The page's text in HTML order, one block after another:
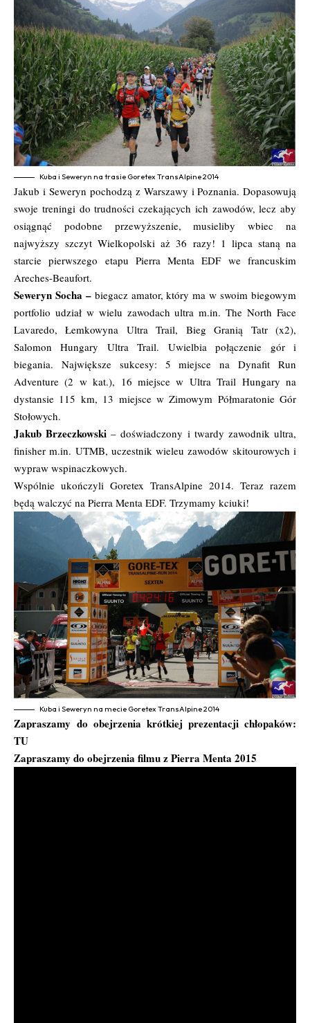
Kuba i Seweryn na trasie Goretex TransAlpine 2014
Jakub i Seweryn pochodzą z Warszawy i Poznania. Dopasowują
swoje treningi do trudności czekających ich zawodów, lecz aby
osiągnąć podobne przewyższenie, musieliby wbiec na
najwyższy szczyt Wielkopolski aż 36 razy! 1 lipca staną na
starcie pierwszego etapu Pierra Menta EDF we francuskim
Areches-Beaufort.
Seweryn Socha –biegacz amator, który ma w swoim biegowym
portfolio udział w wielu zawodach ultra m.in. The North Face
Lavaredo, Łemkowyna Ultra Trail, Bieg Granią Tatr (x2),
Salomon Hungary Ultra Trail. Uwielbia połączenie gór i
biegania. Największe sukcesy: 5 miejsce na Dynafit Run
Adventure (2 w kat.), 16 miejsce w Ultra Trail Hungary na
dystansie 115 km, 13 miejsce w Zimowym Półmaratonie Gór
Stołowych.
Jakub Brzeczkowski – doświadczony i twardy zawodnik ultra,
finisher m.in. UTMB, uczestnik wieleu zawodów skitourowych i
wypraw wspinaczkowych.
Wspólnie ukończyli Goretex TransAlpine 2014. Teraz razem
będą walczyć na Pierra Menta EDF. Trzymamy kciuki!
Kuba i Seweryn na mecie Goretex TransAlpine 2014
Zapraszamy do obejrzenia krótkiej prezentacji chłopaków:
TU
Zapraszamy do obejrzenia filmu z Pierra Menta 2015